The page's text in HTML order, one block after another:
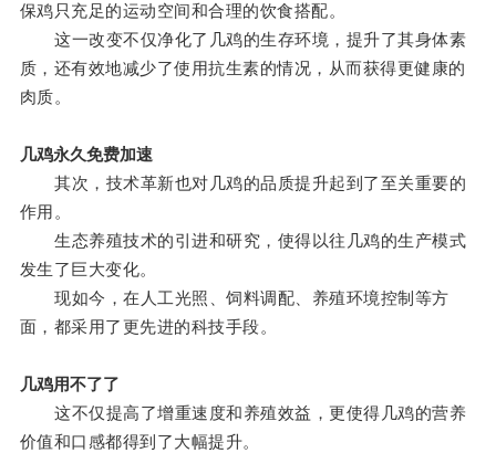
保鸡只充足的运动空间和合理的饮食搭配。
这一改变不仅净化了几鸡的生存环境，提升了其身体素
质，还有效地减少了使用抗生素的情况，从而获得更健康的
肉质。
几鸡永久免费加速
其次，技术革新也对几鸡的品质提升起到了至关重要的
作用。
生态养殖技术的引进和研究，使得以往几鸡的生产模式
发生了巨大变化。
现如今，在人工光照、饲料调配、养殖环境控制等方
面，都采用了更先进的科技手段。
几鸡用不了了
这不仅提高了增重速度和养殖效益，更使得几鸡的营养
价值和口感都得到了大幅提升。